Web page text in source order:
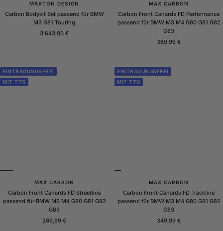
MAXTON DESIGN
Carbon Bodykit Set passend für BMW
M3 G81 Touring
Angebotspreis
3.643,00 €
MAX CARBON
Carbon Front Canards FD Performance
passend für BMW M3 M4 G80 G81 G82
G83
Angebotspreis
369,99 €
EINTRAGUNGSFREI
MIT TTG
MAX CARBON
Carbon Front Canards FD Streetline
passend für BMW M3 M4 G80 G81 G82
G83
Angebotspreis
269,99 €
EINTRAGUNGSFREI
MIT TTG
MAX CARBON
Carbon Front Canards FD Trackline
passend für BMW M3 M4 G80 G81 G82
G83
Angebotspreis
349,99 €